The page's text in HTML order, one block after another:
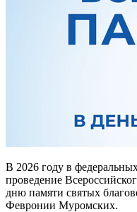
В 2026 году в
проведение
дню памяти святых
Февронии Муромских.